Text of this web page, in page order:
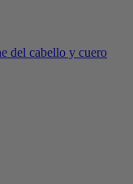
del cabello y cuero